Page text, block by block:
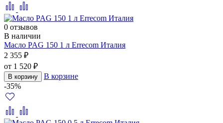
0 отзывов
В наличии
Масло PAG 150 1 л Errecom Италия
2 355 ₽
от 1 520 ₽
В корзину
В корзине
-35%